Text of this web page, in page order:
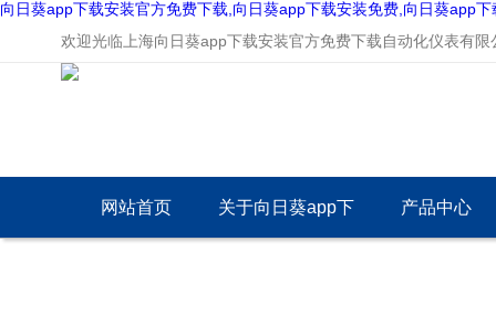
向日葵app下载安装官方免费下载,向日葵app下载安装免费,向日葵app
欢迎光临上海向日葵app下载安装官方免费下载自动化仪表有限公
网站首页 关于向日葵app下 产品中心